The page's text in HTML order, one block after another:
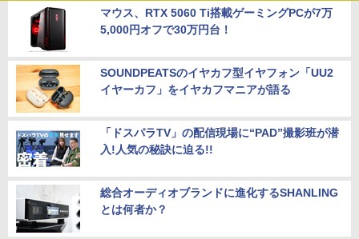
マウス、RTX 5060 Ti搭載ゲーミングPCが7万
5,000円オフで30万円台！
SOUNDPEATSのイヤカフ型イヤフォン「UU2
イヤーカフ」をイヤカフマニアが語る
「ドスパラTV」の配信現場に“PAD”撮影班が潜
入!人気の秘訣に迫る!!
総合オーディオブランドに進化するSHANLING
とは何者か？